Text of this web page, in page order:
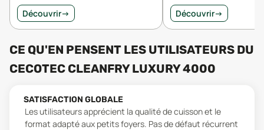
Découvrir→
Découvrir→
CE QU'EN PENSENT LES UTILISATEURS DU
CECOTEC CLEANFRY LUXURY 4000
SATISFACTION GLOBALE
Les utilisateurs apprécient la qualité de cuisson et le
format adapté aux petits foyers. Pas de défaut récurrent